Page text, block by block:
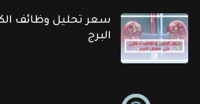
البرج